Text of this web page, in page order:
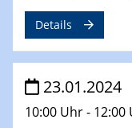
Liquid Organic
ZBT
14.03.2024
Microscope
Research
Details
23.01.2024
10:00 Uhr -